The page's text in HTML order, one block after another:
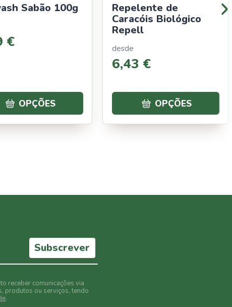
Sabão 100g
€
OPÇÕES
Repelente de
Caracóis Biológico
Repell
desde
6,43 €
OPÇÕES
Subscrever
receber comunicações via
produtos ou serviços, tendo
.